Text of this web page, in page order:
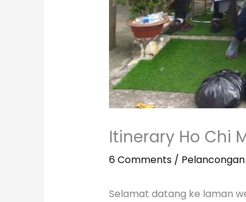
Itinerary Ho Chi
6 Comments / Pelancongan
Selamat datang ke laman